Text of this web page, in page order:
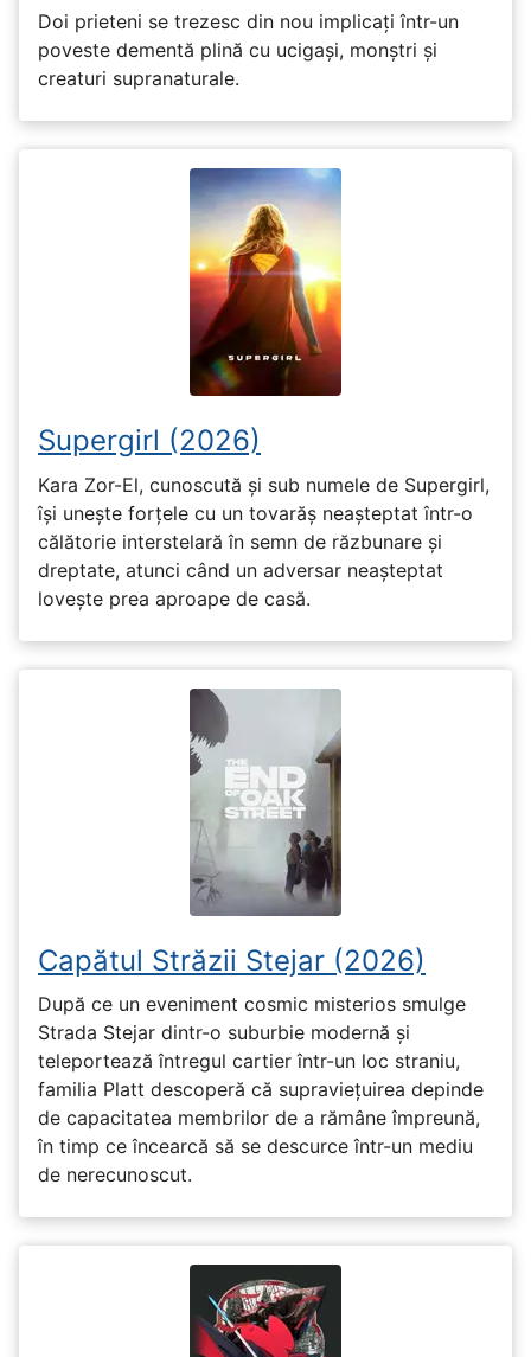
Doi prieteni se trezesc din nou implicați într-un
poveste dementă plină cu ucigași, monștri și
creaturi supranaturale.
Supergirl (2026)
Kara Zor-El, cunoscută și sub numele de Supergirl,
își unește forțele cu un tovarăș neașteptat într-o
călătorie interstelară în semn de răzbunare și
dreptate, atunci când un adversar neașteptat
lovește prea aproape de casă.
Capătul Străzii Stejar (2026)
După ce un eveniment cosmic misterios smulge
Strada Stejar dintr-o suburbie modernă și
teleportează întregul cartier într-un loc straniu,
familia Platt descoperă că supraviețuirea depinde
de capacitatea membrilor de a rămâne împreună,
în timp ce încearcă să se descurce într-un mediu
de nerecunoscut.